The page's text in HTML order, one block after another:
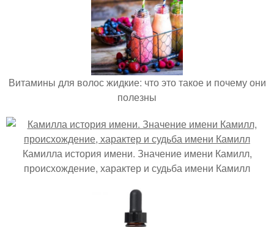
Витамины для волос жидкие: что это такое и почему они
полезны
Камилла история имени. Значение имени Камилл,
происхождение, характер и судьба имени Камилл